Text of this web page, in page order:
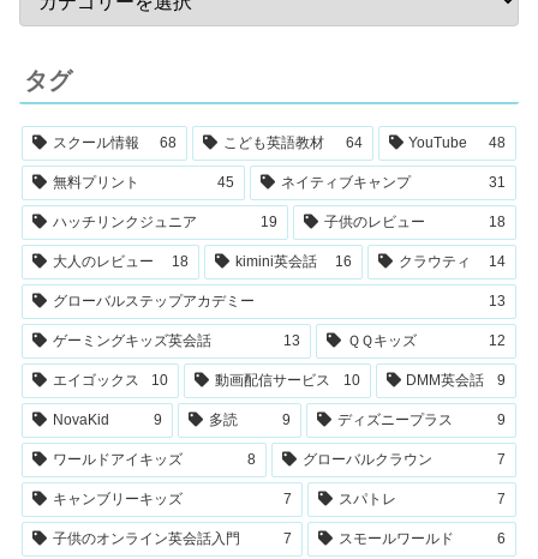
タグ
スクール情報 68 こども英語教材 64 YouTube 48
無料プリント 45 ネイティブキャンプ 31
ハッチリンクジュニア 19 子供のレビュー 18
大人のレビュー 18 kimini英会話 16 クラウティ 14
グローバルステップアカデミー 13
ゲーミングキッズ英会話 13 ＱＱキッズ 12
エイゴックス 10 動画配信サービス 10 DMM英会話 9
NovaKid 9 多読 9 ディズニープラス 9
ワールドアイキッズ 8 グローバルクラウン 7
キャンブリーキッズ 7 スパトレ 7
子供のオンライン英会話入門 7 スモールワールド 6